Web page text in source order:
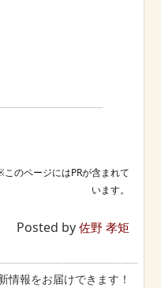
Posted by 佐野 孝矩
報をお届けできます！